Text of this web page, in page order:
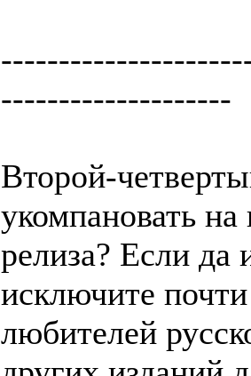
--------------------
Второй-
укомпановать на
релиза? Если да
исключите
любителей